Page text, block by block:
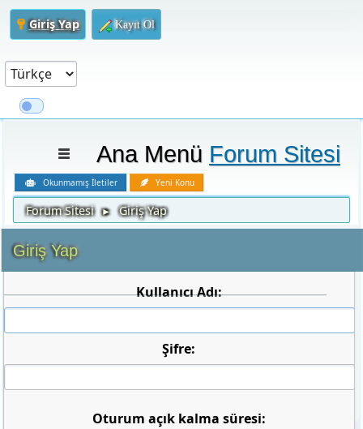
Giriş Yap Kayıt Ol
Ana Menü Forum Sitesi
Okunmamış İletiler Yeni Konu
Forum Sitesi ► Giriş Yap
Giriş Yap
Kullanıcı Adı:
Şifre:
Oturum açık kalma süresi: